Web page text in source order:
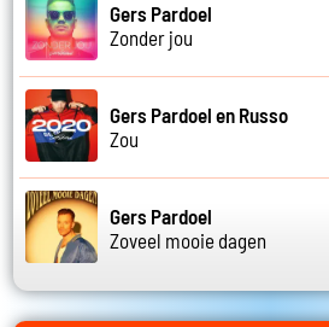
Gers Pardoel
Zonder jou
Gers Pardoel en Russo
Zou
Gers Pardoel
Zoveel mooie dagen